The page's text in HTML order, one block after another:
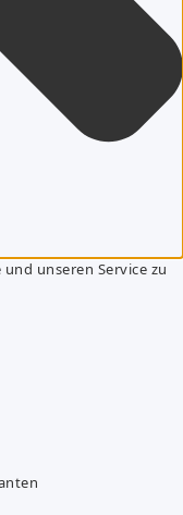
unseren Service zu